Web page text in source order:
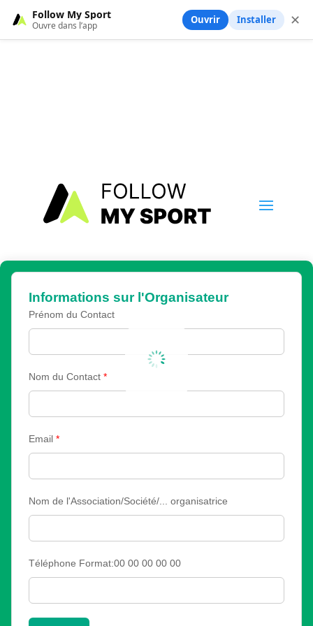
Informations sur l'Organisateur
Prénom du Contact
Nom du Contact *
Email *
Nom de l'Association/Société/... organisatrice
Téléphone Format:00 00 00 00 00
Follow My Sport
Ouvre dans l’app Ouvrir Installer ✕